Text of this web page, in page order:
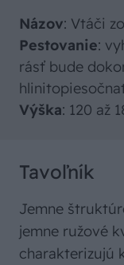
Názov: Vtáči
Pestovanie:
rásť bude
Výška: 120 až
Tavoľník
Jemne
jemne ružové
charakterizujú